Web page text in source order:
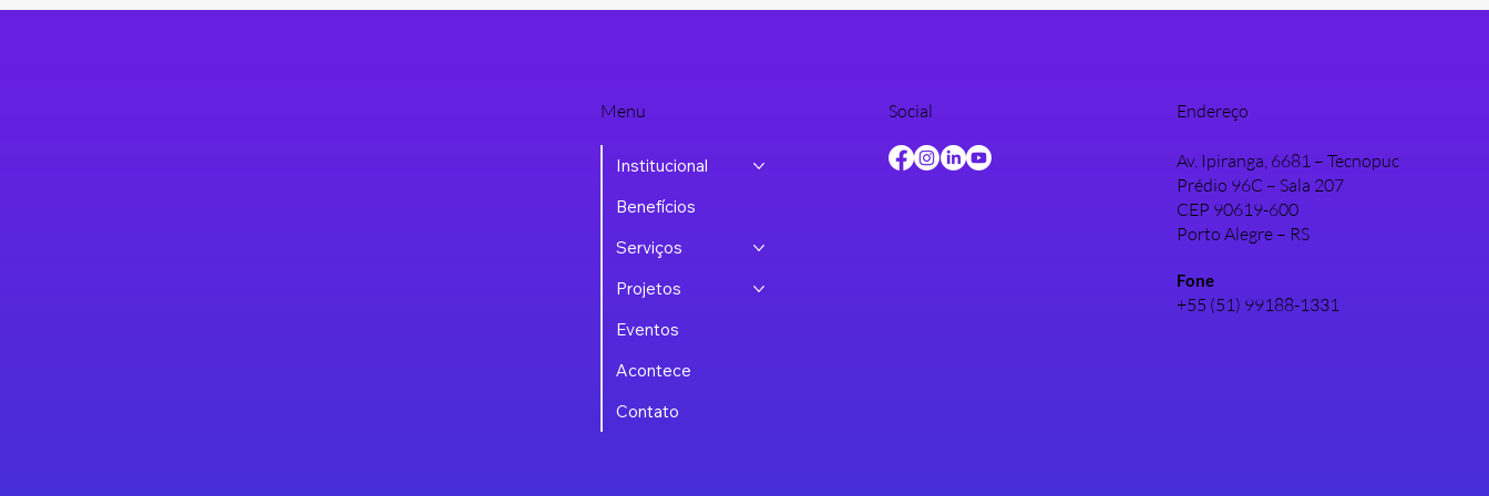
Menu
Institucional
Benefícios
Serviços
Projetos
Eventos
Acontece
Contato
Social Endereço
Av. Ipiranga, 6681 – Tecnopuc
Prédio 96C – Sala 207
CEP 90619-600
Porto Alegre – RS
Fone
+55 (51) 99188-1331